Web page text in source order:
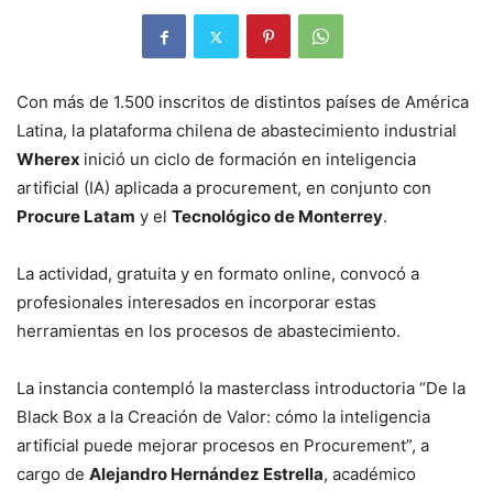
Con más de 1.500 inscritos de distintos países de América
Latina, la plataforma chilena de abastecimiento industrial
Wherex inició un ciclo de formación en inteligencia
artificial (IA) aplicada a procurement, en conjunto con
Procure Latam y el Tecnológico de Monterrey.
La actividad, gratuita y en formato online, convocó a
profesionales interesados en incorporar estas
herramientas en los procesos de abastecimiento.
La instancia contempló la masterclass introductoria “De la
Black Box a la Creación de Valor: cómo la inteligencia
artificial puede mejorar procesos en Procurement”, a
cargo de Alejandro Hernández Estrella, académico